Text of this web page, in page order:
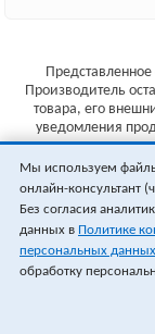
Производитель
товара, его
уведомления
Указанные цены
Стоимость
Мы используем
онлайн-консультант
Без согласия
данных в Политике
персональных данных
обработку